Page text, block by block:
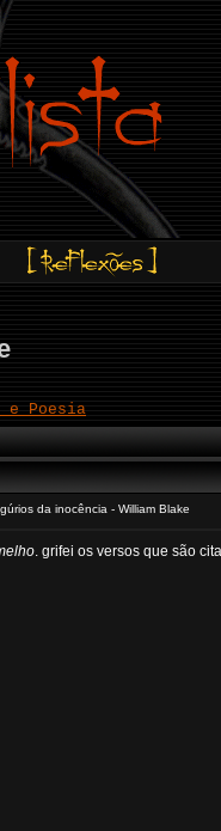
e Poesia
da inocência - William Blake
. grifei os versos que são